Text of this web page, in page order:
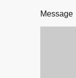
Message